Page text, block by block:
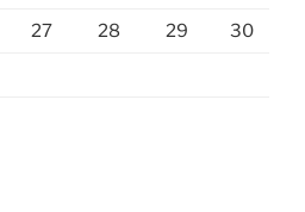
27 28 29 30